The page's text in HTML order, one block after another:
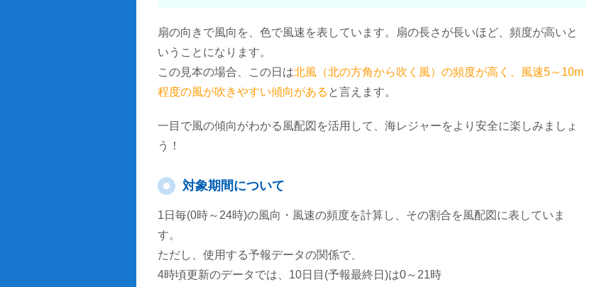
扇の向きで風向を、色で風速を表しています。扇の長さが長いほど、頻度が高いと
いうことになります。
この見本の場合、この日は北風（北の方角から吹く風）の頻度が高く、風速5～10m
程度の風が吹きやすい傾向がある と言えます。
一目で風の傾向がわかる風配図を活用して、海レジャーをより安全に楽しみましょ
う！
対象期間について
1日毎(0時～24時)の風向・風速の頻度を計算し、その割合を風配図に表していま
す。
ただし、使用する予報データの関係で、
4時頃更新のデータでは、10日目(予報最終日)は0～21時